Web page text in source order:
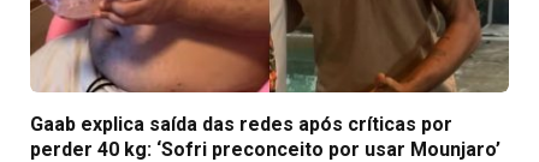
Gaab explica saída das redes após críticas por
perder 40 kg: ‘Sofri preconceito por usar Mounjaro’